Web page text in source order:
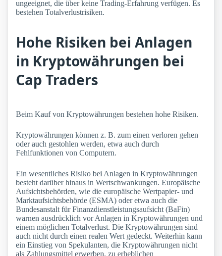
ungeeignet, die über keine Trading-Erfahrung verfügen. Es
bestehen Totalverlustrisiken.
Hohe Risiken bei Anlagen
in Kryptowährungen bei
Cap Traders
Beim Kauf von Kryptowährungen bestehen hohe Risiken.
Kryptowährungen können z. B. zum einen verloren gehen
oder auch gestohlen werden, etwa auch durch
Fehlfunktionen von Computern.
Ein wesentliches Risiko bei Anlagen in Kryptowährungen
besteht darüber hinaus in Wertschwankungen. Europäische
Aufsichtsbehörden, wie die europäische Wertpapier- und
Marktaufsichtsbehörde (ESMA) oder etwa auch die
Bundesanstalt für Finanzdienstleistungsaufsicht (BaFin)
warnen ausdrücklich vor Anlagen in Kryptowährungen und
einem möglichen Totalverlust. Die Kryptowährungen sind
auch nicht durch einen realen Wert gedeckt. Weiterhin kann
ein Einstieg von Spekulanten, die Kryptowährungen nicht
als Zahlungsmittel erwerben, zu erheblichen